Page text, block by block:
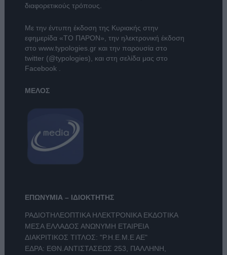
διαφορετικούς τρόπους.
Με την έντυπη έκδοση της Κυριακής στην
εφημερίδα «ΤΟ ΠΑΡΟΝ» , την ηλεκτρονική έκδοση
στο www.typologies.grκαι την παρουσία στο
twitter (@typologies) , και στη σελίδα μας στο
Facebook
ΜΕΛΟΣ
ΕΠΩΝΥΜΙΑ – ΙΔΙΟΚΤΗΤΗΣ
ΡΑΔΙΟΤΗΛΕΟΠΤΙΚΑ ΗΛΕΚΤΡΟΝΙΚΑ ΕΚΔΟΤΙΚΑ
ΜΕΣΑ ΕΛΛΑΔΟΣ ΑΝΩΝΥΜΗ ΕΤΑΙΡΕΙΑ
ΔΙΑΚΡΙΤΙΚΟΣ ΤΙΤΛΟΣ: "Ρ.Η.Ε.Μ.Ε ΑΕ"
ΕΔΡΑ: ΕΘΝ.ΑΝΤΙΣΤΑΣΕΩΣ 253, ΠΑΛΛΗΝΗ,